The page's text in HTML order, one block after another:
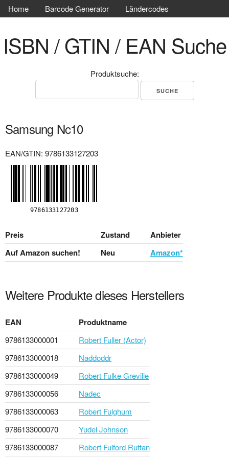
Home Barcode Generator Ländercodes
ISBN / GTIN / EAN Suche
Produktsuche:
Samsung Nc10
EAN/GTIN: 9786133127203
Preis Zustand
Anbieter
Auf Amazon suchen!
Neu Amazon*
Weitere Produkte dieses Herstellers
EAN Produktname
9786133000001
Robert Fuller (Actor)
9786133000018
Naddoddr
9786133000049
Robert Fulke Greville
9786133000056
Nadec
9786133000063
Robert Fulghum
9786133000070
Yudel Johnson
9786133000087
Robert Fulford Ruttan